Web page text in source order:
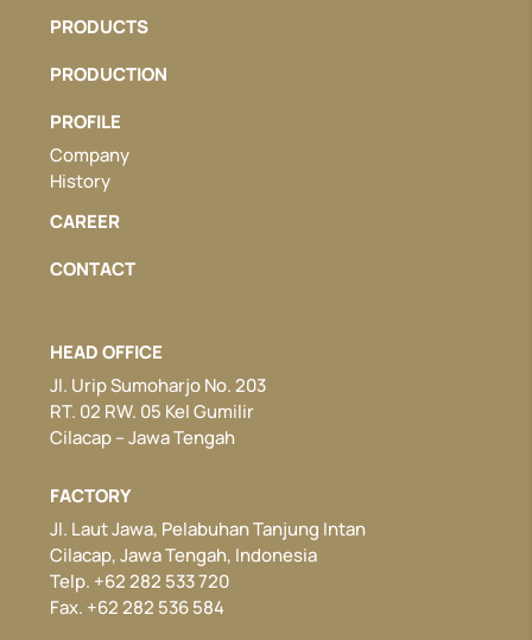
PRODUCTS
PRODUCTION
PROFILE
Company
History
CAREER
CONTACT
HEAD OFFICE
Jl. Urip Sumoharjo No. 203
RT. 02 RW. 05 Kel Gumilir
Cilacap – Jawa Tengah
FACTORY
Jl. Laut Jawa, Pelabuhan Tanjung Intan
Cilacap, Jawa Tengah, Indonesia
Telp. +62 282 533 720
Fax. +62 282 536 584